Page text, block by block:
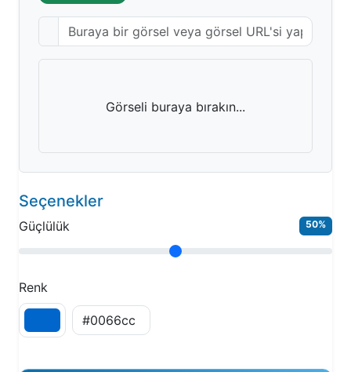
Görseli buraya bırakın...
Seçenekler
Güçlülük 50%
Renk